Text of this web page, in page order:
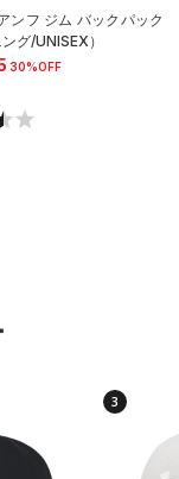
ンフ ジム バックパック
ング/UNISEX）
30%OFF
3